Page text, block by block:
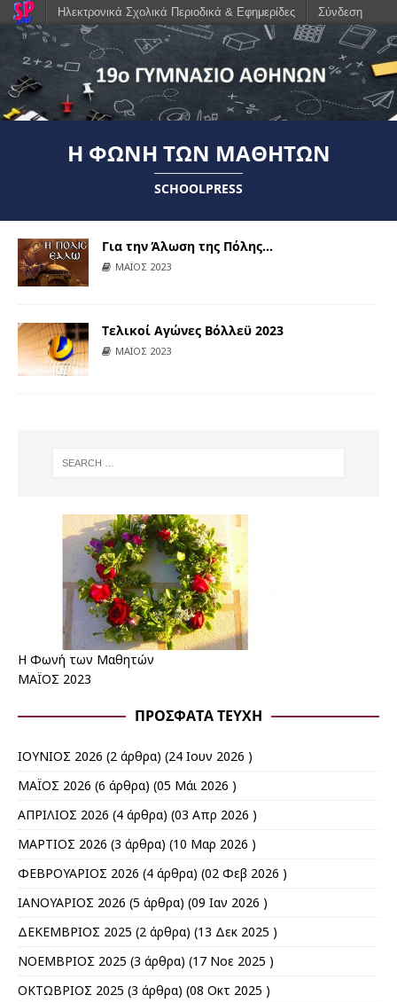
Η ΦΩΝΉ ΤΩΝ ΜΑΘΗΤΏΝ
SCHOOLPRESS
Για την Άλωση της Πόλης…
ΜΑΪΟΣ 2023
Τελικοί Αγώνες Βόλλεϋ 2023
ΜΑΪΟΣ 2023
Η Φωνή των Μαθητών
ΜΑΪΟΣ 2023
ΠΡΌΣΦΑΤΑ ΤΕΎΧΗ
ΙΟΥΝΙΟΣ 2026 (2 άρθρα) (24 Ιουν 2026 )
ΜΑΪΟΣ 2026 (6 άρθρα) (05 Μάι 2026 )
ΑΠΡΙΛΙΟΣ 2026 (4 άρθρα) (03 Απρ 2026 )
ΜΑΡΤΙΟΣ 2026 (3 άρθρα) (10 Μαρ 2026 )
ΦΕΒΡΟΥΑΡΙΟΣ 2026 (4 άρθρα) (02 Φεβ 2026 )
ΙΑΝΟΥΑΡΙΟΣ 2026 (5 άρθρα) (09 Ιαν 2026 )
ΔΕΚΕΜΒΡΙΟΣ 2025 (2 άρθρα) (13 Δεκ 2025 )
ΝΟΕΜΒΡΙΟΣ 2025 (3 άρθρα) (17 Νοε 2025 )
ΟΚΤΩΒΡΙΟΣ 2025 (3 άρθρα) (08 Οκτ 2025 )
Ηλεκτρονικά Σχολικά Περιοδικά & Εφημερίδες Σύνδεση